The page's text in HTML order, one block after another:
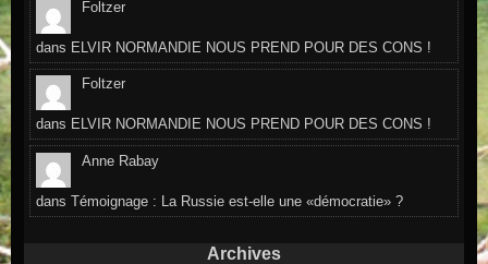
Foltzer
dans ELVIR NORMANDIE NOUS PREND POUR DES CONS !
Foltzer
dans ELVIR NORMANDIE NOUS PREND POUR DES CONS !
Anne Rabay
dansTémoignage : La Russie est-elle une «démocratie» ?
Archives